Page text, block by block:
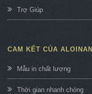
Trợ Giúp
CAM KẾT CỦA ALOINAN
Mẫu in chất lượng
Thời gian nhanh chóng